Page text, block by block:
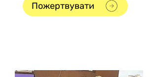
Пожертвувати